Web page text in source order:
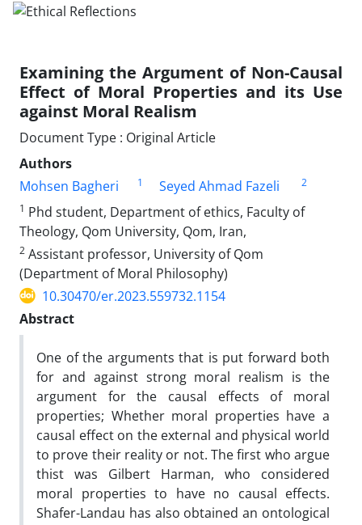
Examining the Argument of Non-Causal
Effect of Moral Properties and its Use
against Moral Realism
Document Type : Original Article
Authors
Mohsen Bagheri
1 Seyed Ahmad Fazeli
2
1 Phd student, Department of ethics, Faculty of
Theology, Qom University, Qom, Iran,
2 Assistant professor, University of Qom
(Department of Moral Philosophy)
10.30470/er.2023.559732.1154
Abstract
One of the arguments that is put forward both
for and against strong moral realism is the
argument for the causal effects of moral
properties; Whether moral properties have a
causal effect on the external and physical world
to prove their reality or not. The first who argue
thist was Gilbert Harman, who considered
moral properties to have no causal effects.
Shafer-Landau has also obtained an ontological